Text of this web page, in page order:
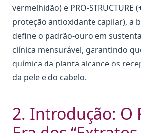
vermelhidão) e PRO-STRUCTURE
proteção antioxidante capilar), a
define o padrão-ouro em
clínica mensurável, garantindo
química da planta alcance os
da pele e do cabelo.
2. Introdução: O